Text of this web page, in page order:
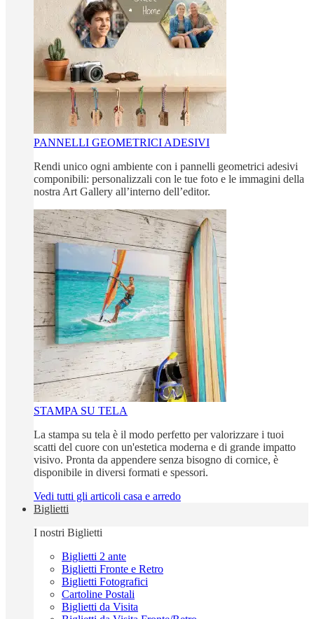
PANNELLI GEOMETRICI ADESIVI
Rendi unico ogni ambiente con i pannelli geometrici adesivi
componibili: personalizzali con le tue foto e le immagini della
nostra Art Gallery all’interno dell’editor.
STAMPA SU TELA
La stampa su tela è il modo perfetto per valorizzare i tuoi
scatti del cuore con un'estetica moderna e di grande impatto
visivo. Pronta da appendere senza bisogno di cornice, è
disponibile in diversi formati e spessori.
Vedi tutti gli articoli casa e arredo
Biglietti
I nostri Biglietti
Biglietti 2 ante
Biglietti Fronte e Retro
Biglietti Fotografici
Cartoline Postali
Biglietti da Visita